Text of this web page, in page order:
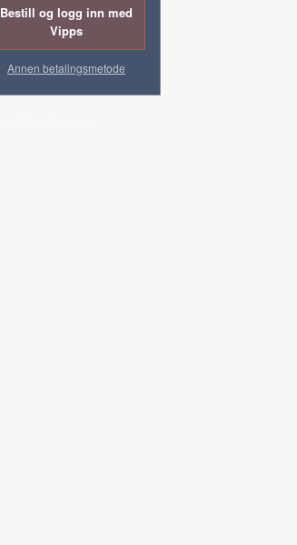
Bestill og logg inn med
Vipps
Annen betalingsmetode